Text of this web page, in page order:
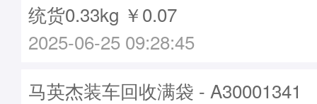
统货0.33kg ￥0.07
2025-06-25 09:28:45
马英杰装车回收满袋 - A30001341